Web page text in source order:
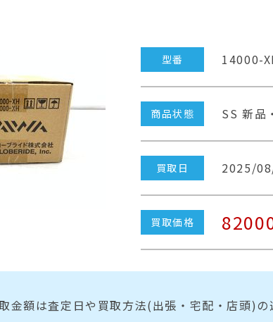
型番 14000-
商品状態 SS 新品
買取日 2025/
買取価格
金額は査定日や買取方法(出張・宅配・店頭)